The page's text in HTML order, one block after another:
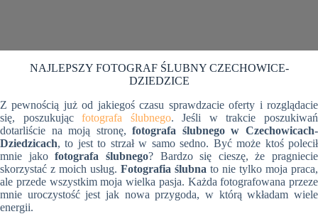
NAJLEPSZY FOTOGRAF ŚLUBNY CZECHOWICE-
DZIEDZICE
Z pewnością już od jakiegoś czasu sprawdzacie oferty i rozglądacie
się, poszukującfotografa ślubnego. Jeśli w trakcie poszukiwań
dotarliście na moją stronę,fotografa ślubnego w Czechowicach-
Dziedzicach, to jest to strzał w samo sedno. Być może ktoś polecił
mnie jakofotografa ślubnego? Bardzo się cieszę, że pragniecie
skorzystać z moich usług. Fotografia ślubna to nie tylko moja praca,
ale przede wszystkim moja wielka pasja. Każda fotografowana przeze
mnie uroczystość jest jak nowa przygoda, w którą wkładam wiele
energii.